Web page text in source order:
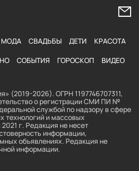
МОДА СВАДЬБЫ ДЕТИ КРАСОТА
СОБЫТИЯ ГОРОСКОП ВИДЕО
(2019-2026). ОГРН 1197746707311,
о регистрации СМИ ПИ №
службой по надзору в сфере
технологий и массовых
г. Редакция не несет
информации,
объявлениях. Редакция не
информации.